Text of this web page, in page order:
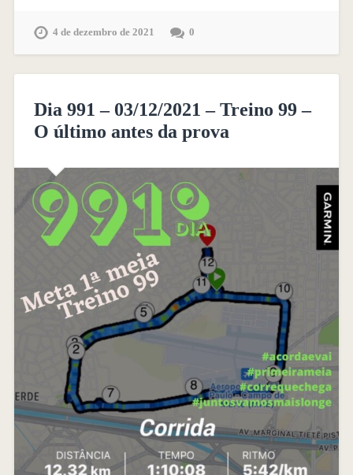
4 de dezembro de 2021 0
Dia 991 – 03/12/2021 – Treino 99 –
O último antes da prova